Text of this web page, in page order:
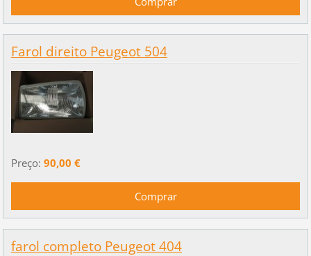
Farol direito Peugeot 504
Preço: 90,00 €
farol completo Peugeot 404